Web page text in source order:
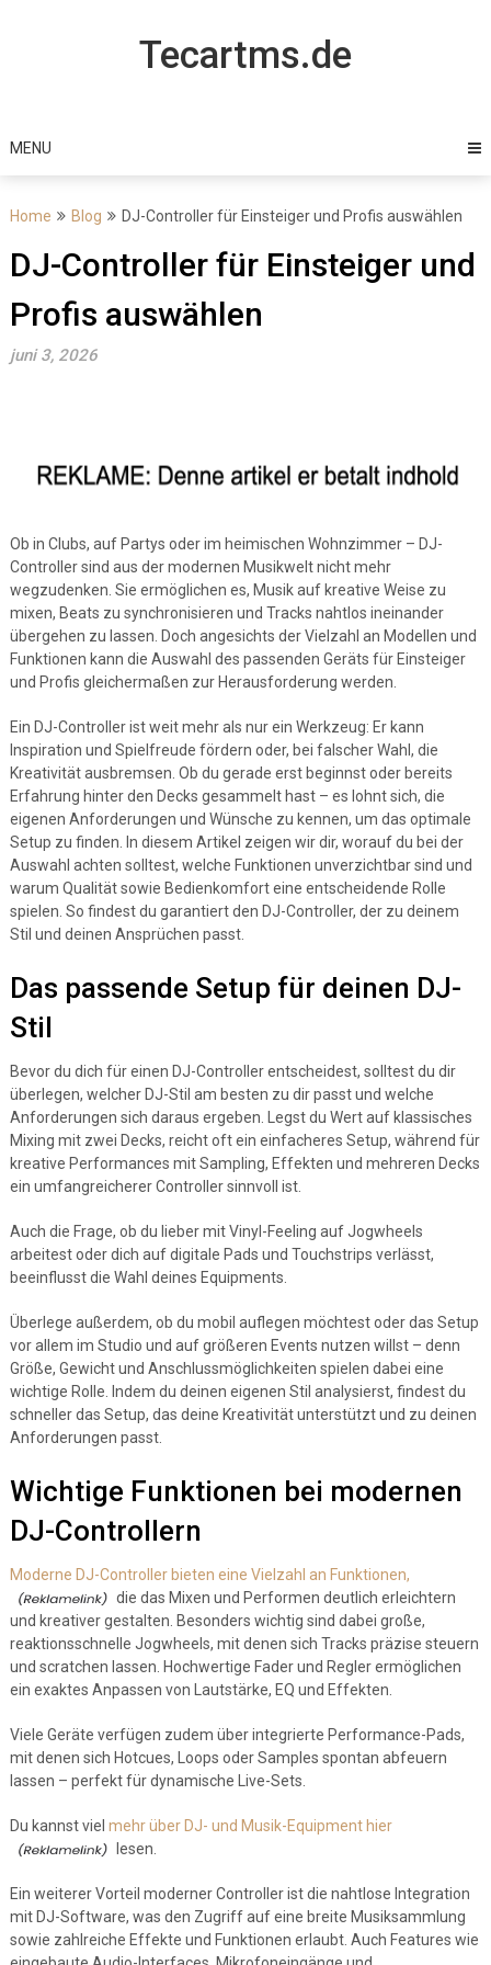
Tecartms.de
MENU
Home Blog DJ-Controller für Einsteiger und Profis auswählen
DJ-Controller für Einsteiger und
Profis auswählen
juni 3, 2026
Ob in Clubs, auf Partys oder im heimischen Wohnzimmer – DJ-
Controller sind aus der modernen Musikwelt nicht mehr
wegzudenken. Sie ermöglichen es, Musik auf kreative Weise zu
mixen, Beats zu synchronisieren und Tracks nahtlos ineinander
übergehen zu lassen. Doch angesichts der Vielzahl an Modellen und
Funktionen kann die Auswahl des passenden Geräts für Einsteiger
und Profis gleichermaßen zur Herausforderung werden.
Ein DJ-Controller ist weit mehr als nur ein Werkzeug: Er kann
Inspiration und Spielfreude fördern oder, bei falscher Wahl, die
Kreativität ausbremsen. Ob du gerade erst beginnst oder bereits
Erfahrung hinter den Decks gesammelt hast – es lohnt sich, die
eigenen Anforderungen und Wünsche zu kennen, um das optimale
Setup zu finden. In diesem Artikel zeigen wir dir, worauf du bei der
Auswahl achten solltest, welche Funktionen unverzichtbar sind und
warum Qualität sowie Bedienkomfort eine entscheidende Rolle
spielen. So findest du garantiert den DJ-Controller, der zu deinem
Stil und deinen Ansprüchen passt.
Das passende Setup für deinen DJ-
Stil
Bevor du dich für einen DJ-Controller entscheidest, solltest du dir
überlegen, welcher DJ-Stil am besten zu dir passt und welche
Anforderungen sich daraus ergeben. Legst du Wert auf klassisches
Mixing mit zwei Decks, reicht oft ein einfacheres Setup, während für
kreative Performances mit Sampling, Effekten und mehreren Decks
ein umfangreicherer Controller sinnvoll ist.
Auch die Frage, ob du lieber mit Vinyl-Feeling auf Jogwheels
arbeitest oder dich auf digitale Pads und Touchstrips verlässt,
beeinflusst die Wahl deines Equipments.
Überlege außerdem, ob du mobil auflegen möchtest oder das Setup
vor allem im Studio und auf größeren Events nutzen willst – denn
Größe, Gewicht und Anschlussmöglichkeiten spielen dabei eine
wichtige Rolle. Indem du deinen eigenen Stil analysierst, findest du
schneller das Setup, das deine Kreativität unterstützt und zu deinen
Anforderungen passt.
Wichtige Funktionen bei modernen
DJ-Controllern
Moderne DJ-Controller bieten eine Vielzahl an Funktionen,
die das Mixen und Performen deutlich erleichtern
und kreativer gestalten. Besonders wichtig sind dabei große,
reaktionsschnelle Jogwheels, mit denen sich Tracks präzise steuern
und scratchen lassen. Hochwertige Fader und Regler ermöglichen
ein exaktes Anpassen von Lautstärke, EQ und Effekten.
Viele Geräte verfügen zudem über integrierte Performance-Pads,
mit denen sich Hotcues, Loops oder Samples spontan abfeuern
lassen – perfekt für dynamische Live-Sets.
Du kannst viel mehr über DJ- und Musik-Equipment hier
lesen.
Ein weiterer Vorteil moderner Controller ist die nahtlose Integration
mit DJ-Software, was den Zugriff auf eine breite Musiksammlung
sowie zahlreiche Effekte und Funktionen erlaubt. Auch Features wie